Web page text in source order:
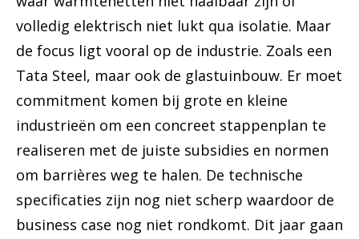
volledig elektrisch niet lukt qua isolatie. Maar
de focus ligt vooral op de industrie. Zoals een
Tata Steel, maar ook de glastuinbouw. Er moet
commitment komen bij grote en kleine
industrieën om een concreet stappenplan te
realiseren met de juiste subsidies en normen
om barrières weg te halen. De technische
specificaties zijn nog niet scherp waardoor de
business case nog niet rondkomt. Dit jaar gaan